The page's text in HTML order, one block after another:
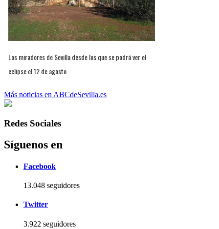
Los miradores de Sevilla desde los que se podrá ver el
eclipse el 12 de agosto
Más noticias en ABCdeSevilla.es
Redes Sociales
Síguenos en
Facebook
13.048 seguidores
Twitter
3.922 seguidores